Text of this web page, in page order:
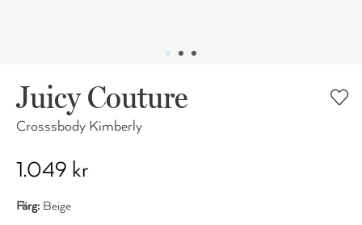
Juicy Couture
Crosssbody Kimberly
1.049 kr
Färg: Beige